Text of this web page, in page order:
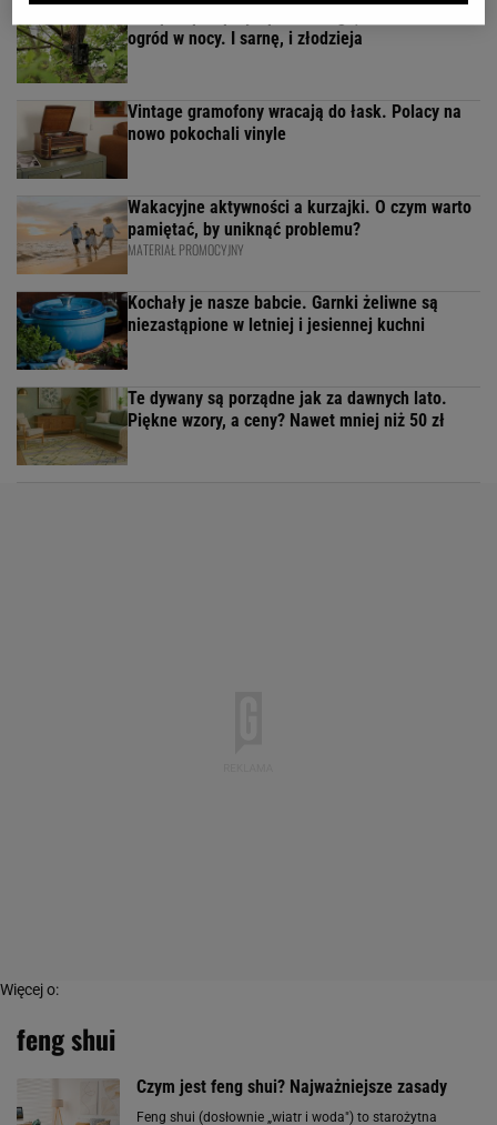
ogród w nocy. I sarnę, i złodzieja
Vintage gramofony wracają do łask. Polacy na
nowo pokochali vinyle
Wakacyjne aktywności a kurzajki. O czym warto
pamiętać, by uniknąć problemu?
MATERIAŁ PROMOCYJNY
Kochały je nasze babcie. Garnki żeliwne są
niezastąpione w letniej i jesiennej kuchni
Te dywany są porządne jak za dawnych lato.
Piękne wzory, a ceny? Nawet mniej niż 50 zł
Więcej o:
feng shui
Czym jest feng shui? Najważniejsze zasady
Feng shui (dosłownie „wiatr i woda") to starożytna